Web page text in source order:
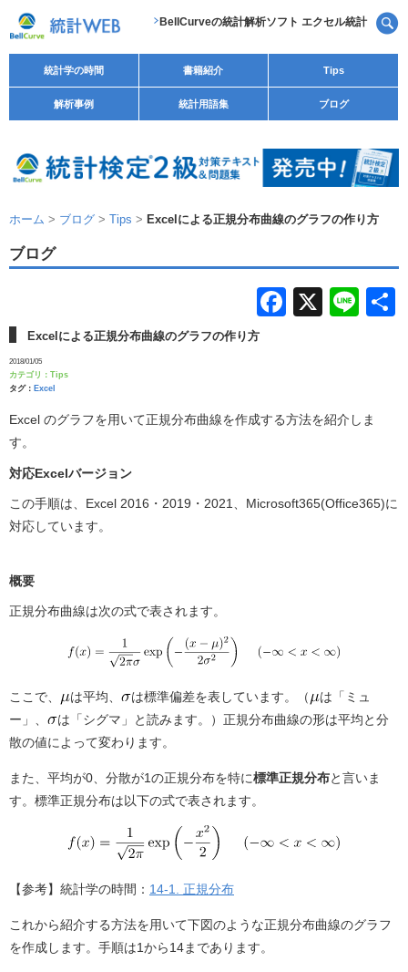
BellCurveの統計解析ソフト エクセル統計
統計学の時間 書籍紹介 Tips
解析事例 統計用語集 ブログ
ホーム > ブログ > Tips > Excelによる正規分布曲線のグラフの作り方
ブログ
F
b
k
X
Li
Excelによる正規分布曲線のグラフの作り方
2018/01/05
カテゴリ： Tips
タグ： Excel
Excel のグラフを用いて正規分布曲線を作成する方法を紹介しま
す。
対応Excelバージョン
この手順は、Excel 2016・2019・2021、Microsoft365(Office365)に
対応しています。
概要
正規分布曲線は次の式で表されます。
ここで、 は平均、 は標準偏差を表しています。（
は「ミュ
ー」、
は「シグマ」と読みます。）正規分布曲線の形は平均と分
散の値によって変わります。
また、平均が0、分散が1の正規分布を特に標準正規分布と言いま
す。標準正規分布は以下の式で表されます。
【参考】統計学の時間： 14-1. 正規分布
これから紹介する方法を用いて下図のような正規分布曲線のグラフ
を作成します。手順は1から14まであります。